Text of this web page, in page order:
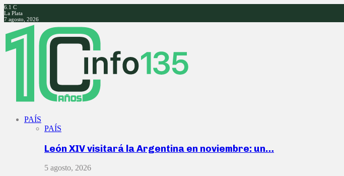
6.1 C
La Plata
7 agosto, 2026
Facebook
Twitter
Instagram
Youtube
PAÍS
PAÍS
León XIV visitará la Argentina en noviembre: un…
5 agosto, 2026